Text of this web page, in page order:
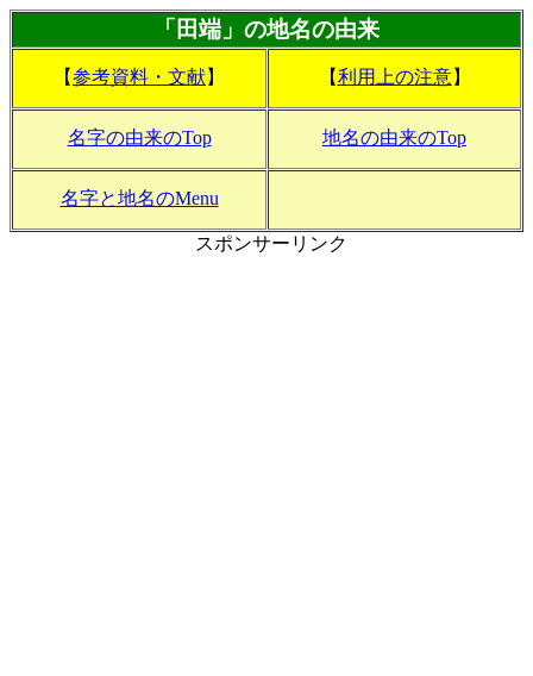
「田端」の地名の由来
【参考資料・文献】 【利用上の注意】
名字の由来のTop 地名の由来のTop
名字と地名のMenu
スポンサーリンク